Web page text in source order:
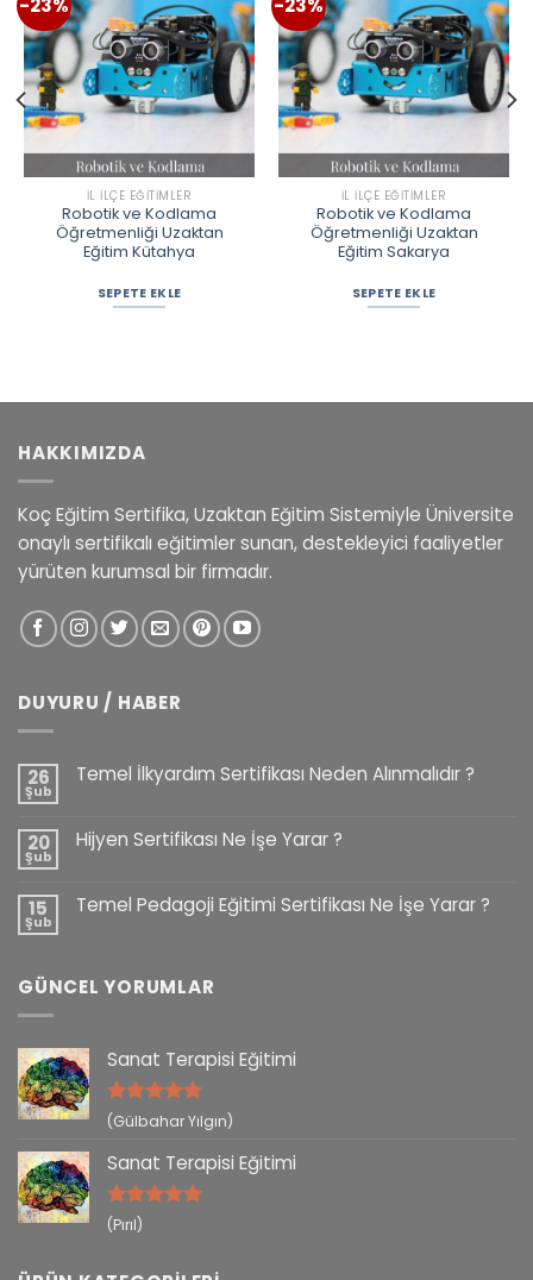
-23%
İL İLÇE EĞITIMLER
Robotik ve Kodlama
Öğretmenliği Uzaktan
Eğitim Kütahya
SEPETE EKLE
-23%
İL İLÇE EĞITIMLER
Robotik ve Kodlama
Öğretmenliği Uzaktan
Eğitim Sakarya
SEPETE EKLE
HAKKIMIZDA
Koç Eğitim Sertifika, Uzaktan Eğitim Sistemiyle Üniversite
onaylı sertifikalı eğitimler sunan, destekleyici faaliyetler
yürüten kurumsal bir firmadır.
DUYURU / HABER
26
Şub
Temel İlkyardım Sertifikası Neden Alınmalıdır ?
20
Şub
Hijyen Sertifikası Ne İşe Yarar ?
15
Şub
Temel Pedagoji Eğitimi Sertifikası Ne İşe Yarar ?
GÜNCEL YORUMLAR
Sanat Terapisi Eğitimi
5 üzerinden
(Gülbahar Yılgın)
Sanat Terapisi Eğitimi
5 üzerinden
(Pırıl)